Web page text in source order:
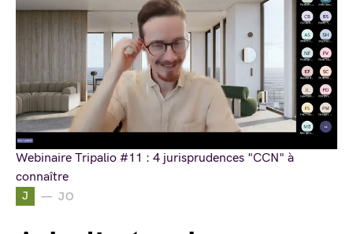
J JO
Webinaire Tripalio #11 : 4 jurisprudences "CCN" à
connaître